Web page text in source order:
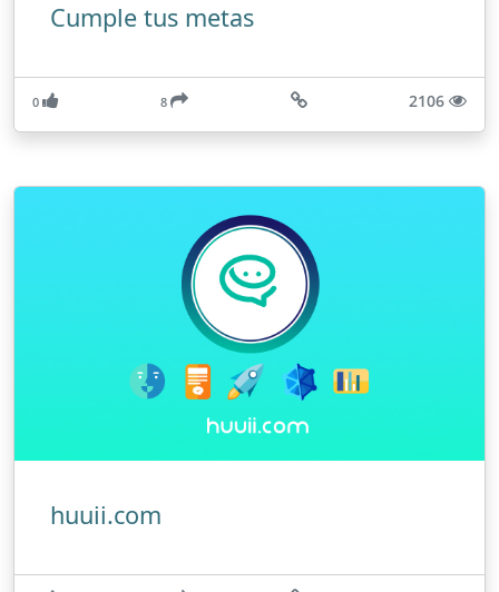
Cumple tus metas
0 8 2106
huuii.com